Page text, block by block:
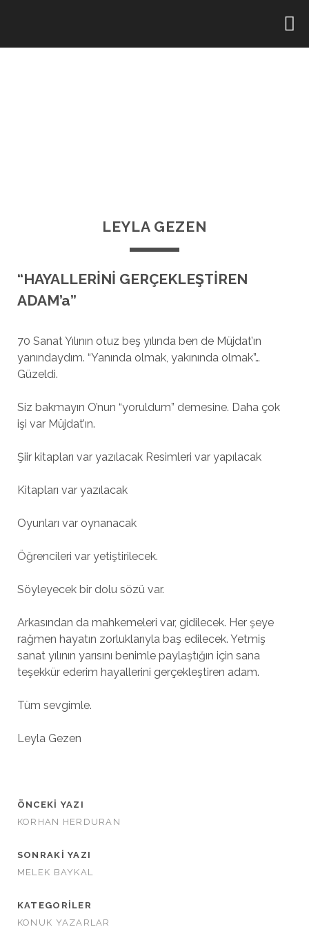
LEYLA GEZEN
“HAYALLERİNİ GERÇEKLEŞTİREN
ADAM’a”
70 Sanat Yılının otuz beş yılında ben de Müjdat’ın
yanındaydım. “Yanında olmak, yakınında olmak”…
Güzeldi.
Siz bakmayın O’nun “yoruldum” demesine. Daha çok
işi var Müjdat’ın.
Şiir kitapları var yazılacak Resimleri var yapılacak
Kitapları var yazılacak
Oyunları var oynanacak
Öğrencileri var yetiştirilecek.
Söyleyecek bir dolu sözü var.
Arkasından da mahkemeleri var, gidilecek. Her şeye
rağmen hayatın zorluklarıyla baş edilecek. Yetmiş
sanat yılının yarısını benimle paylaştığın için sana
teşekkür ederim hayallerini gerçekleştiren adam.
Tüm sevgimle.
Leyla Gezen
ÖNCEKI YAZI
KORHAN HERDURAN
SONRAKI YAZI
MELEK BAYKAL
KATEGORILER
KONUK YAZARLAR